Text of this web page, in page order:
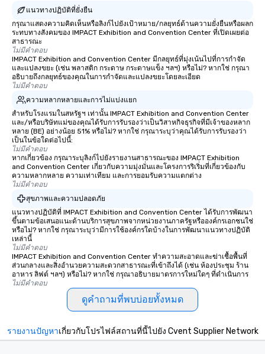
แนวทางปฏิบัติที่ยั่งยืน
กรุณาแสดงความคิดเห็นหรือลิงก์ไปยังเป้าหมาย/กลยุทธ์ด้านความยั่งยืนหรือผลก
ระทบทางสังคมของ IMPACT Exhibition and Convention Center ที่เปิดเผยต่อ
สาธารณะ
ไม่มีคำตอบ
IMPACT Exhibition and Convention Center มีกลยุทธ์ที่มุ่งเน้นไปที่การกำจัด
และแปลงขยะ (เช่น พลาสติก กระดาษ กระดาษแข็ง ฯลฯ) หรือไม่? หากใช่ กรุณา
อธิบายถึงกลยุทธ์ของคุณในการกำจัดและแปลงขยะโดยละเอียด
ไม่มีคำตอบ
ความหลากหลายและการไม่แบ่งแยก
สำหรับโรงแรมในสหรัฐฯ เท่านั้น IMPACT Exhibition and Convention Center
และ/หรือบริษัทแม่ของคุณได้รับการรับรองว่าเป็นวิสาหกิจธุรกิจที่มีเจ้าของหลาก
หลาย (BE) อย่างน้อย 51% หรือไม่? หากใช่ กรุณาระบุว่าคุณได้รับการรับรองว่า
เป็นในข้อใดต่อไปนี้:
ไม่มีคำตอบ
หากเกี่ยวข้อง กรุณาระบุลิงก์ไปยังรายงานสาธารณะของ IMPACT Exhibition
and Convention Center เกี่ยวกับความมุ่งมั่นและโครงการริเริ่มที่เกี่ยวข้องกับ
ความหลากหลาย ความเท่าเทียม และการยอมรับความแตกต่าง
ไม่มีคำตอบ
สุขภาพและความปลอดภัย
แนวทางปฏิบัติที่ IMPACT Exhibition and Convention Center ได้รับการพัฒนา
ขึ้นตามข้อเสนอแนะด้านบริการสุขภาพจากหน่วยงานภาครัฐหรือองค์กรเอกชนใช่
หรือไม่? หากใช่ กรุณาระบุว่ามีการใช้องค์กรใดบ้างในการพัฒนาแนวทางปฏิบัติ
เหล่านี้
ไม่มีคำตอบ
IMPACT Exhibition and Convention Center ทำความสะอาดและฆ่าเชื้อพื้นที่
ส่วนกลางและสิ่งอำนวยความสะดวกสาธารณะที่เข้าถึงได้ (เช่น ห้องประชุม ร้าน
อาหาร ลิฟต์ ฯลฯ) หรือไม่? หากใช่ กรุณาอธิบายมาตรการใหม่ใดๆ ที่ดำเนินการ
ไม่มีคำตอบ
ดูคำถามที่พบบ่อยทั้งหมด
รายงานปัญหาเกี่ยวกับโปรไฟล์สถานที่นี้ไปยัง Cvent Supplier Network